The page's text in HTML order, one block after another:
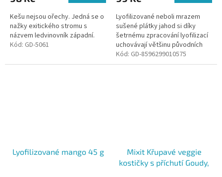
Kešu nejsou ořechy. Jedná se o
nažky exitického stromu s
názvem ledvinovník západní.
Kód: GD-5061
Lyofilizované neboli mrazem
sušené plátky jahod si díky
šetrnému zpracování lyofilizací
uchovávají většinu původních
vlastností jako je vůně, chuť,
barva a živiny. Jsou krásně...
Kód: GD-8596299010575
Lyofilizované mango 45 g
Mixit Křupavé veggie
kostičky s příchutí Goudy,